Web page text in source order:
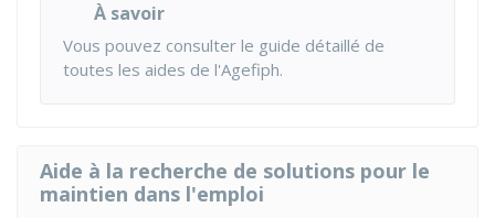
À savoir
Vous pouvez consulter le guide détaillé de
toutes les aides de l'Agefiph.
Aide à la recherche de solutions pour le
maintien dans l'emploi